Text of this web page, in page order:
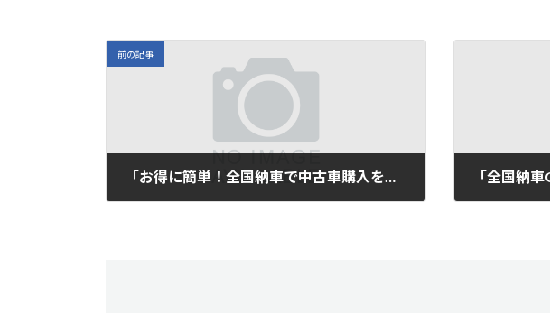
前の記事
「お得に簡単！全国納車で中古車購入をサポートする専門店」